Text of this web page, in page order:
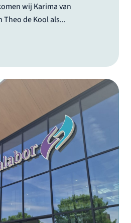
wij Karima van
de Kool als...